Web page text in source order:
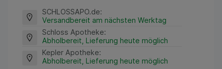
SCHLOSSAPO.de:
Versandbereit am nächsten Werktag
Schloss Apotheke:
Abholbereit, Lieferung heute möglich
Kepler Apotheke:
Abholbereit, Lieferung heute möglich